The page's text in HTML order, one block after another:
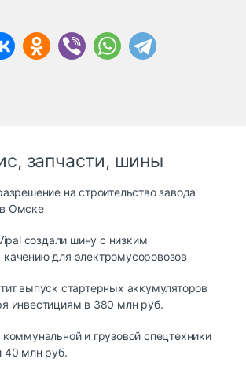
запчасти, шины
на строительство завода
Омске
создали шину с низким
качению для электромусоровозов
выпуск стартерных аккумуляторов
инвестициям в 380 млн руб.
и грузовой спецтехники
40 млн руб.